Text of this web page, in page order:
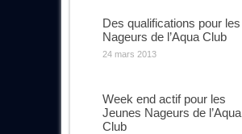
Des qualifications pour les
Nageurs de l’Aqua Club
24 mars 2013
Week end actif pour les
Jeunes Nageurs de l’Aqua
Club